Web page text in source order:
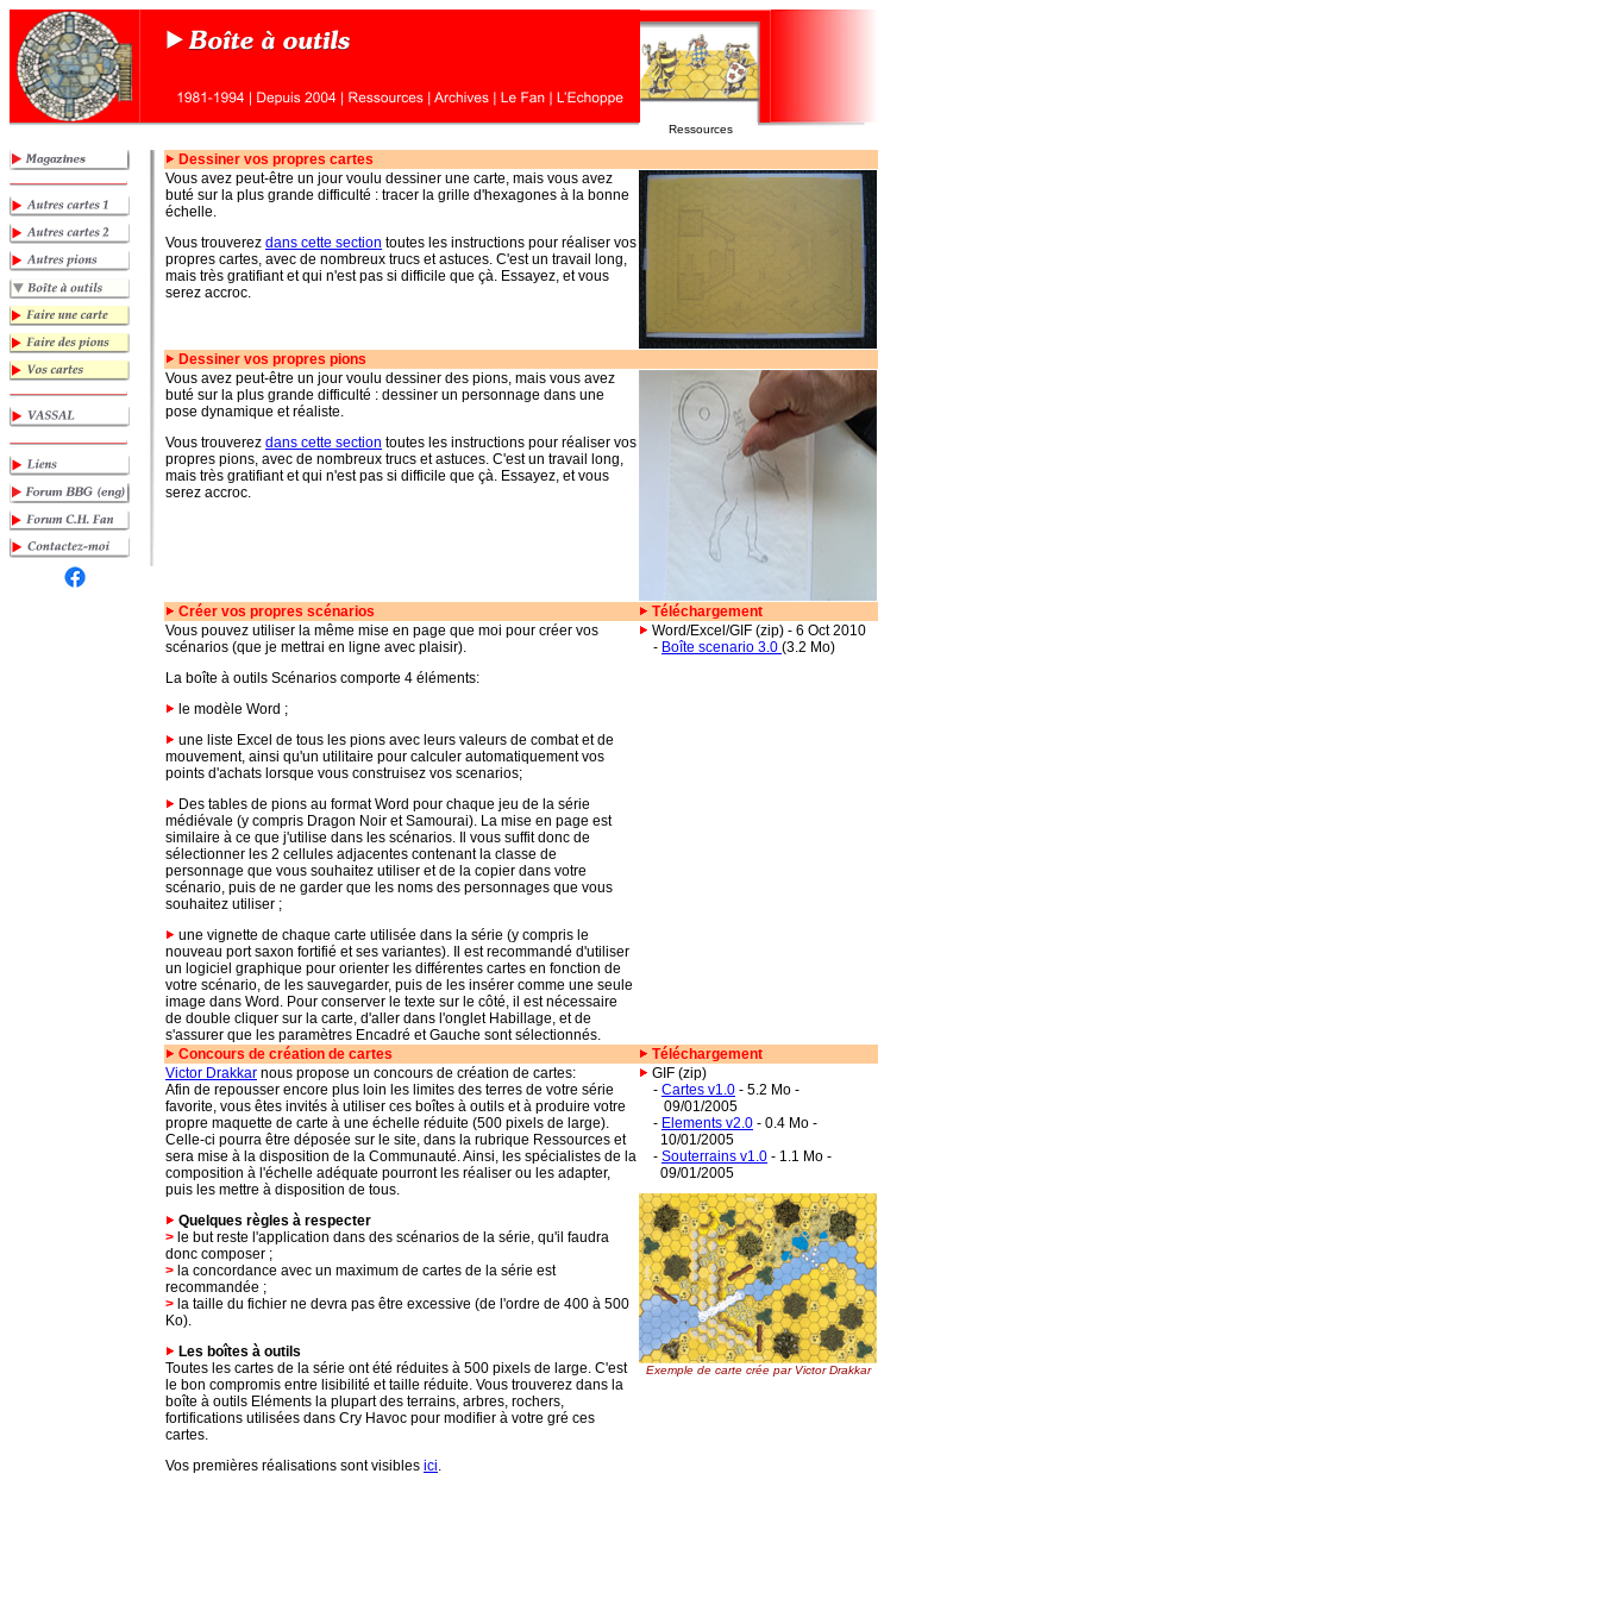
Ressources
Dessiner vos propres cartes
Vous avez peut-être un jour voulu dessiner une carte, mais vous avez
buté sur la plus grande difficulté : tracer la grille d'hexagones à la bonne
échelle.
Vous trouverez dans cette section toutes les instructions pour réaliser vos
propres cartes, avec de nombreux trucs et astuces. C'est un travail long,
mais très gratifiant et qui n'est pas si difficile que çà. Essayez, et vous
serez accroc.
Dessiner vos propres pions
Vous avez peut-être un jour voulu dessiner des pions, mais vous avez
buté sur la plus grande difficulté : dessiner un personnage dans une
pose dynamique et réaliste.
Vous trouverez dans cette section toutes les instructions pour réaliser vos
propres pions, avec de nombreux trucs et astuces. C'est un travail long,
mais très gratifiant et qui n'est pas si difficile que çà. Essayez, et vous
serez accroc.
Créer vos propres scénarios
Téléchargement
Vous pouvez utiliser la même mise en page que moi pour créer vos
scénarios (que je mettrai en ligne avec plaisir).
La boîte à outils Scénarios comporte 4 éléments:
le modèle Word ;
une liste Excel de tous les pions avec leurs valeurs de combat et de
mouvement, ainsi qu'un utilitaire pour calculer automatiquement vos
points d'achats lorsque vous construisez vos scenarios;
Des tables de pions au format Word pour chaque jeu de la série
médiévale (y compris Dragon Noir et Samourai). La mise en page est
similaire à ce que j'utilise dans les scénarios. Il vous suffit donc de
sélectionner les 2 cellules adjacentes contenant la classe de
personnage que vous souhaitez utiliser et de la copier dans votre
scénario, puis de ne garder que les noms des personnages que vous
souhaitez utiliser ;
une vignette de chaque carte utilisée dans la série (y compris le
nouveau port saxon fortifié et ses variantes). Il est recommandé d'utiliser
un logiciel graphique pour orienter les différentes cartes en fonction de
votre scénario, de les sauvegarder, puis de les insérer comme une seule
image dans Word. Pour conserver le texte sur le côté, il est nécessaire
de double cliquer sur la carte, d'aller dans l'onglet Habillage, et de
s'assurer que les paramètres Encadré et Gauche sont sélectionnés.
Word/Excel/GIF (zip) - 6 Oct 2010
- Boîte scenario 3.0 (3.2 Mo)
Concours de création de cartes
Téléchargement
Victor Drakkar nous propose un concours de création de cartes:
Afin de repousser encore plus loin les limites des terres de votre série
favorite, vous êtes invités à utiliser ces boîtes à outils et à produire votre
propre maquette de carte à une échelle réduite (500 pixels de large).
Celle-ci pourra être déposée sur le site, dans la rubrique Ressources et
sera mise à la disposition de la Communauté. Ainsi, les spécialistes de la
composition à l'échelle adéquate pourront les réaliser ou les adapter,
puis les mettre à disposition de tous.
Quelques règles à respecter
> le but reste l'application dans des scénarios de la série, qu'il faudra
donc composer ;
> la concordance avec un maximum de cartes de la série est
recommandée ;
> la taille du fichier ne devra pas être excessive (de l'ordre de 400 à 500
Ko).
Les boîtes à outils
Toutes les cartes de la série ont été réduites à 500 pixels de large. C'est
le bon compromis entre lisibilité et taille réduite. Vous trouverez dans la
boîte à outils Eléments la plupart des terrains, arbres, rochers,
fortifications utilisées dans Cry Havoc pour modifier à votre gré ces
cartes.
Vos premières réalisations sont visibles ici.
GIF (zip)
- Cartes v1.0 - 5.2 Mo -
09/01/2005
- Elements v2.0 - 0.4 Mo -
10/01/2005
- Souterrains v1.0 - 1.1 Mo -
09/01/2005
Exemple de carte crée par Victor Drakkar